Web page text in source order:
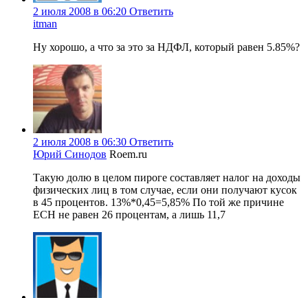
2 июля 2008 в 06:20 Ответить
itman
Ну хорошо, а что за это за НДФЛ, который равен 5.85%?
2 июля 2008 в 06:30 Ответить
Юрий Синодов Roem.ru
Такую долю в целом пироге составляет налог на доходы
физических лиц в том случае, если они получают кусок
в 45 процентов. 13%*0,45=5,85% По той же причине
ЕСН не равен 26 процентам, а лишь 11,7